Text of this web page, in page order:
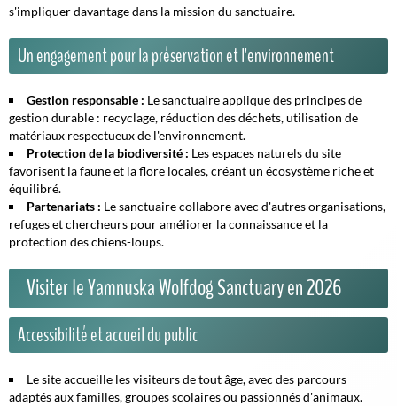
s'impliquer davantage dans la mission du sanctuaire.
Un engagement pour la préservation et l'environnement
Gestion responsable : Le sanctuaire applique des principes de
gestion durable : recyclage, réduction des déchets, utilisation de
matériaux respectueux de l'environnement.
Protection de la biodiversité : Les espaces naturels du site
favorisent la faune et la flore locales, créant un écosystème riche et
équilibré.
Partenariats : Le sanctuaire collabore avec d'autres organisations,
refuges et chercheurs pour améliorer la connaissance et la
protection des chiens-loups.
Visiter le Yamnuska Wolfdog Sanctuary en 2026
Accessibilité et accueil du public
Le site accueille les visiteurs de tout âge, avec des parcours
adaptés aux familles, groupes scolaires ou passionnés d'animaux.